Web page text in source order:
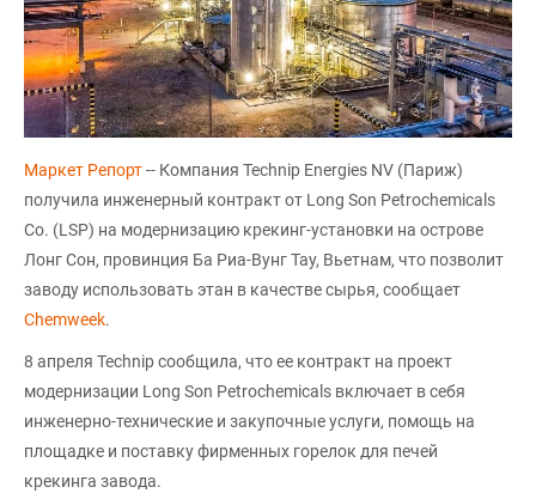
Маркет Репорт-- Компания Technip Energies NV (Париж)
получила инженерный контракт от Long Son Petrochemicals
Co. (LSP) на модернизацию крекинг-установки на острове
Лонг Сон, провинция Ба Риа-Вунг Тау, Вьетнам, что позволит
заводу использовать этан в качестве сырья, сообщает
Chemweek.
8 апреля Technip сообщила, что ее контракт на проект
модернизации Long Son Petrochemicals включает в себя
инженерно-технические и закупочные услуги, помощь на
площадке и поставку фирменных горелок для печей
крекинга завода.